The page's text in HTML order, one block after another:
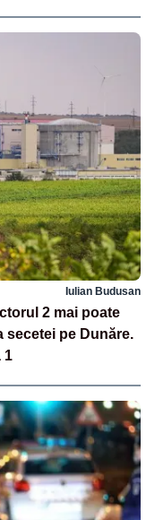
Iulian Budusan
2 mai poate
secetei pe Dunăre.
1